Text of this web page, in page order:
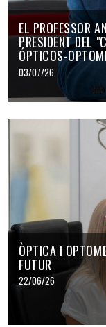
EL PROFESSOR
PRESIDENT DEL
ÓPTICOS-
03/07/26
ÒPTICA I
FUTUR
22/06/26